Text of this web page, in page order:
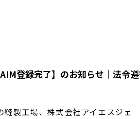
登録完了】のお知らせ｜法令
製工場、株式会社アイエスジェ